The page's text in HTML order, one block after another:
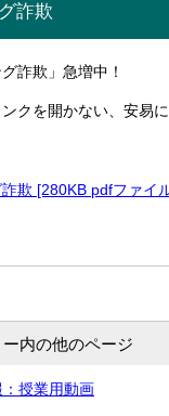
詐欺
詐欺」急増中！
クを開かない、安易
欺 [280KB pdfファイ
内の他のページ
授業用動画